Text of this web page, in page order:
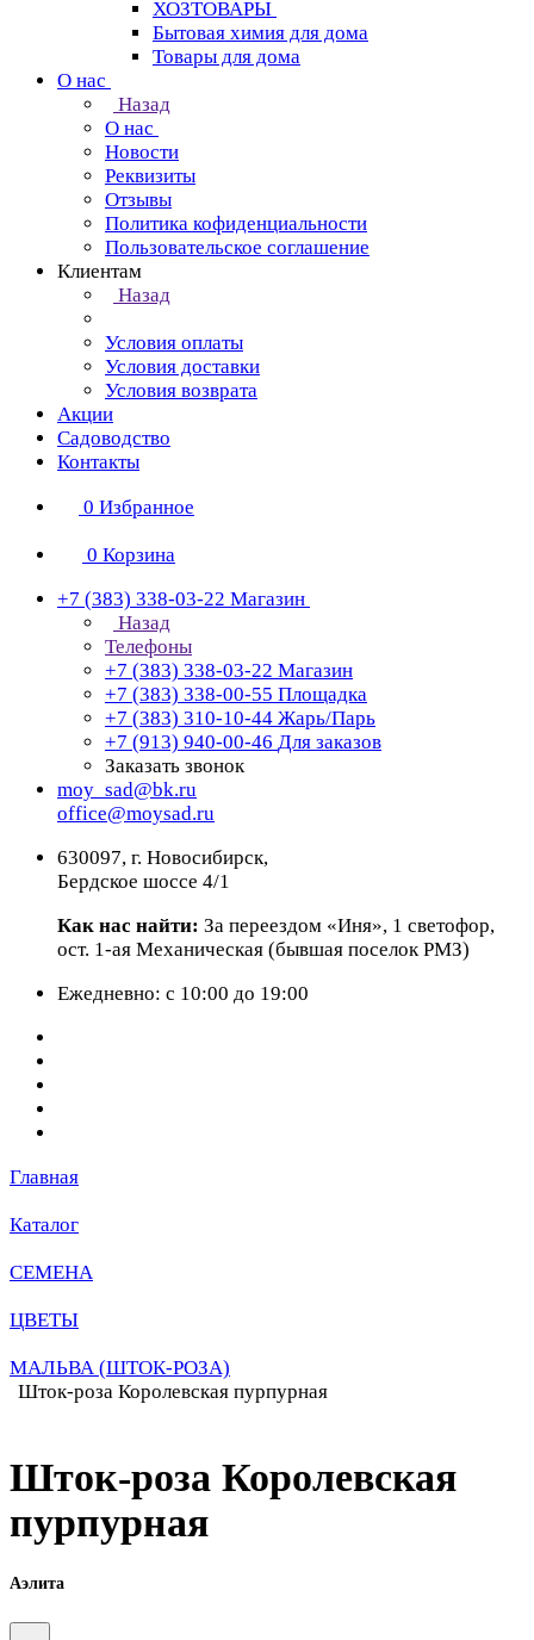
ХОЗТОВАРЫ
Бытовая химия для дома
Товары для дома
О нас
Назад
О нас
Новости
Реквизиты
Отзывы
Политика кофиденциальности
Пользовательское соглашение
Клиентам
Назад
Условия оплаты
Условия доставки
Условия возврата
Акции
Садоводство
Контакты
0 Избранное
0 Корзина
+7 (383) 338-03-22 Магазин
Назад
Телефоны
+7 (383) 338-03-22 Магазин
+7 (383) 338-00-55 Площадка
+7 (383) 310-10-44 Жарь/Парь
+7 (913) 940-00-46 Для заказов
Заказать звонок
moy_sad@bk.ru
office@moysad.ru
630097, г. Новосибирск,
Бердское шоссе 4/1
Как нас найти: За переездом «Иня», 1 светофор,
ост. 1-ая Механическая (бывшая поселок РМЗ)
Ежедневно: с 10:00 до 19:00
Главная
Каталог
СЕМЕНА
ЦВЕТЫ
МАЛЬВА (ШТОК-РОЗА)
Шток-роза Королевская пурпурная
Шток-роза Королевская
пурпурная
Аэлита